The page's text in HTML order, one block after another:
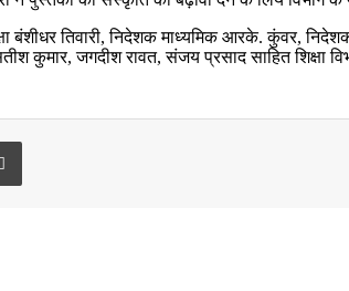
बंशीधर तिवारी, निदेशक माध्यमिक आरके. कुंवर,
कुमार, जगदीश रावत, संजय प्रसाद साहित शिक्षा
Print